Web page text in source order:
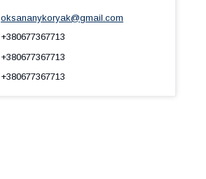
oksananykoryak@gmail.com
+380677367713
+380677367713
+380677367713